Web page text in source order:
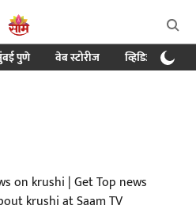
पुणे वेब स्टोरीज व्हिडिओ
on krushi | Get Top news
krushi at Saam TV